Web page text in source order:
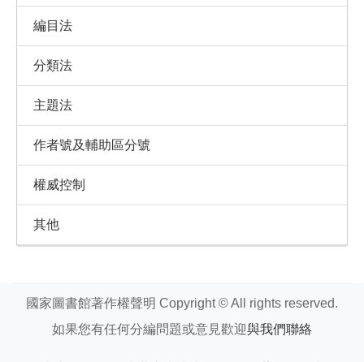
編目法
分類法
主題法
作者號及輔助區分號
權威控制
其他
國家圖書館著作權聲明 Copyright © All rights reserved.
如果您有任何分編問題或意見歡迎與我們聯絡